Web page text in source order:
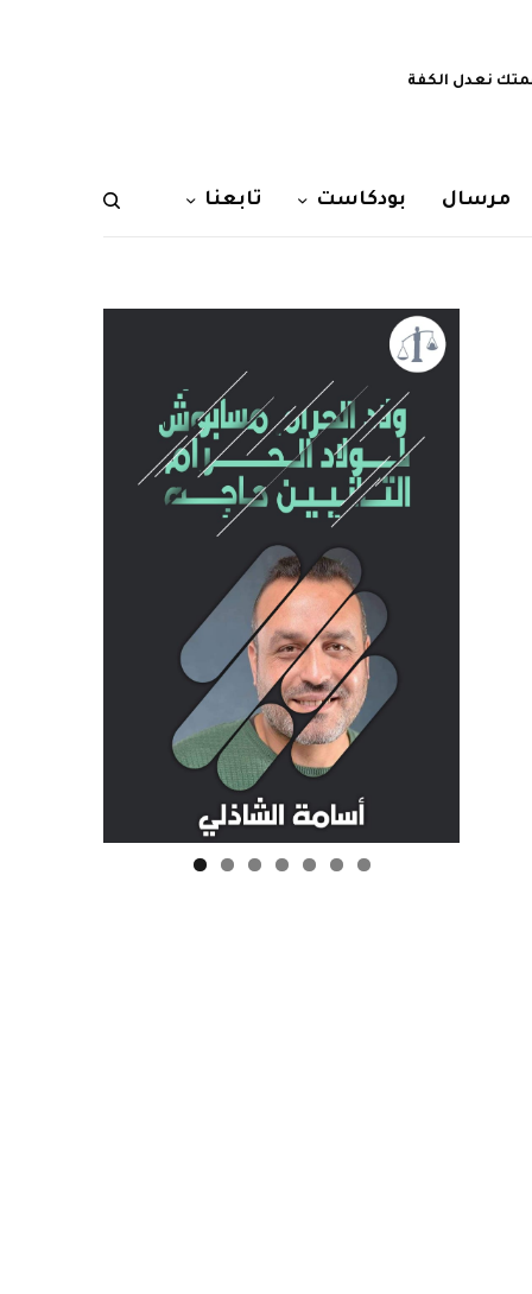
نعدل الكفة
مرسال بودكاست تابعنا